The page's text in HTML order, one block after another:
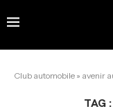
Club automobile » avenir
TAG :